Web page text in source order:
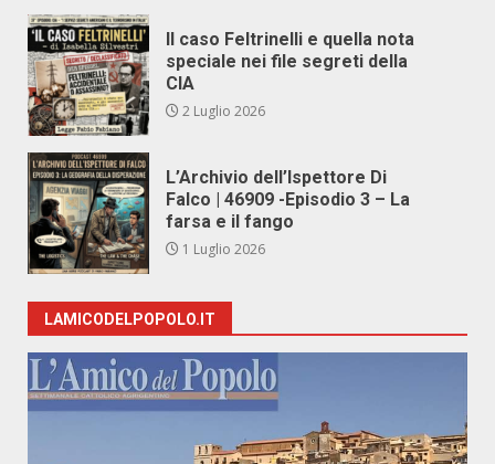
Il caso Feltrinelli e quella nota
speciale nei file segreti della
CIA
2 Luglio 2026
L’Archivio dell’Ispettore Di
Falco | 46909 -Episodio 3 – La
farsa e il fango
1 Luglio 2026
LAMICODELPOPOLO.IT